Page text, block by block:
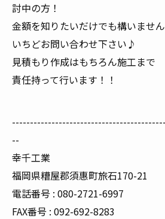
討中の方！
金額を知りたいだけでも構いません
いちどお問い合わせ下さい♪
見積もり作成はもちろん施工まで
責任持って行います！！
--
幸千工業
福岡県糟屋郡須惠町旅石170-21
電話番号 : 080-2721-6997
FAX番号 : 092-692-8283